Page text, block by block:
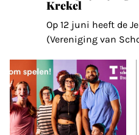
Krekel
Op 12 juni heeft de
(Vereniging van